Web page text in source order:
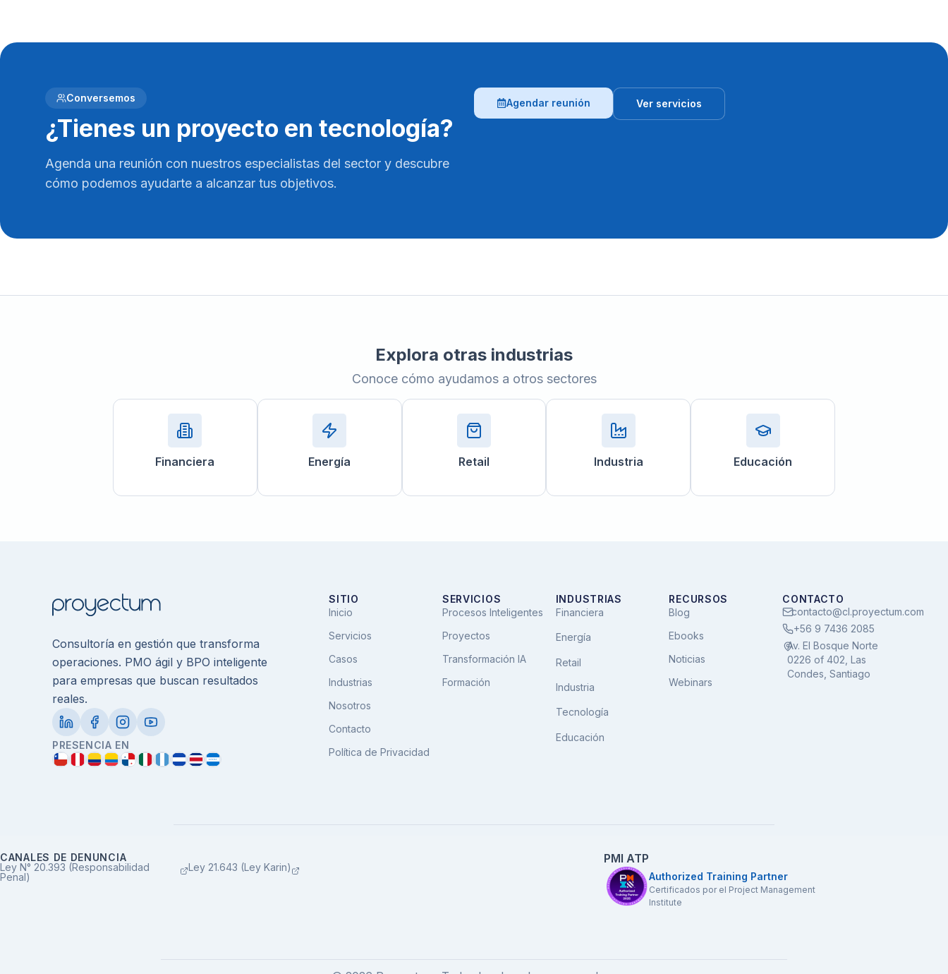
Conversemos
¿Tienes un proyecto en tecnología?
Agenda una reunión con nuestros especialistas del sector y descubre
cómo podemos ayudarte a alcanzar tus objetivos.
Agendar reunión Ver servicios
Explora otras industrias
Conoce cómo ayudamos a otros sectores
Financiera Energía Retail Industria Educación
Consultoría en gestión que transforma
operaciones. PMO ágil y BPO inteligente
para empresas que buscan resultados
reales.
PRESENCIA EN
SITIO
Inicio
Servicios
Casos
Industrias
Nosotros
Contacto
Política de Privacidad
SERVICIOS
Procesos Inteligentes
Proyectos
Transformación IA
Formación
INDUSTRIAS
Financiera
Energía
Retail
Industria
Tecnología
Educación
RECURSOS
Blog
Ebooks
Noticias
Webinars
CONTACTO
contacto@cl.proyectum.com
+56 9 7436 2085
Av. El Bosque Norte
0226 of 402, Las
Condes, Santiago
CANALES DE DENUNCIA
Ley N° 20.393 (Responsabilidad
Penal)
Ley 21.643 (Ley Karin)
PMI ATP
Authorized Training Partner
Certificados por el Project Management
Institute